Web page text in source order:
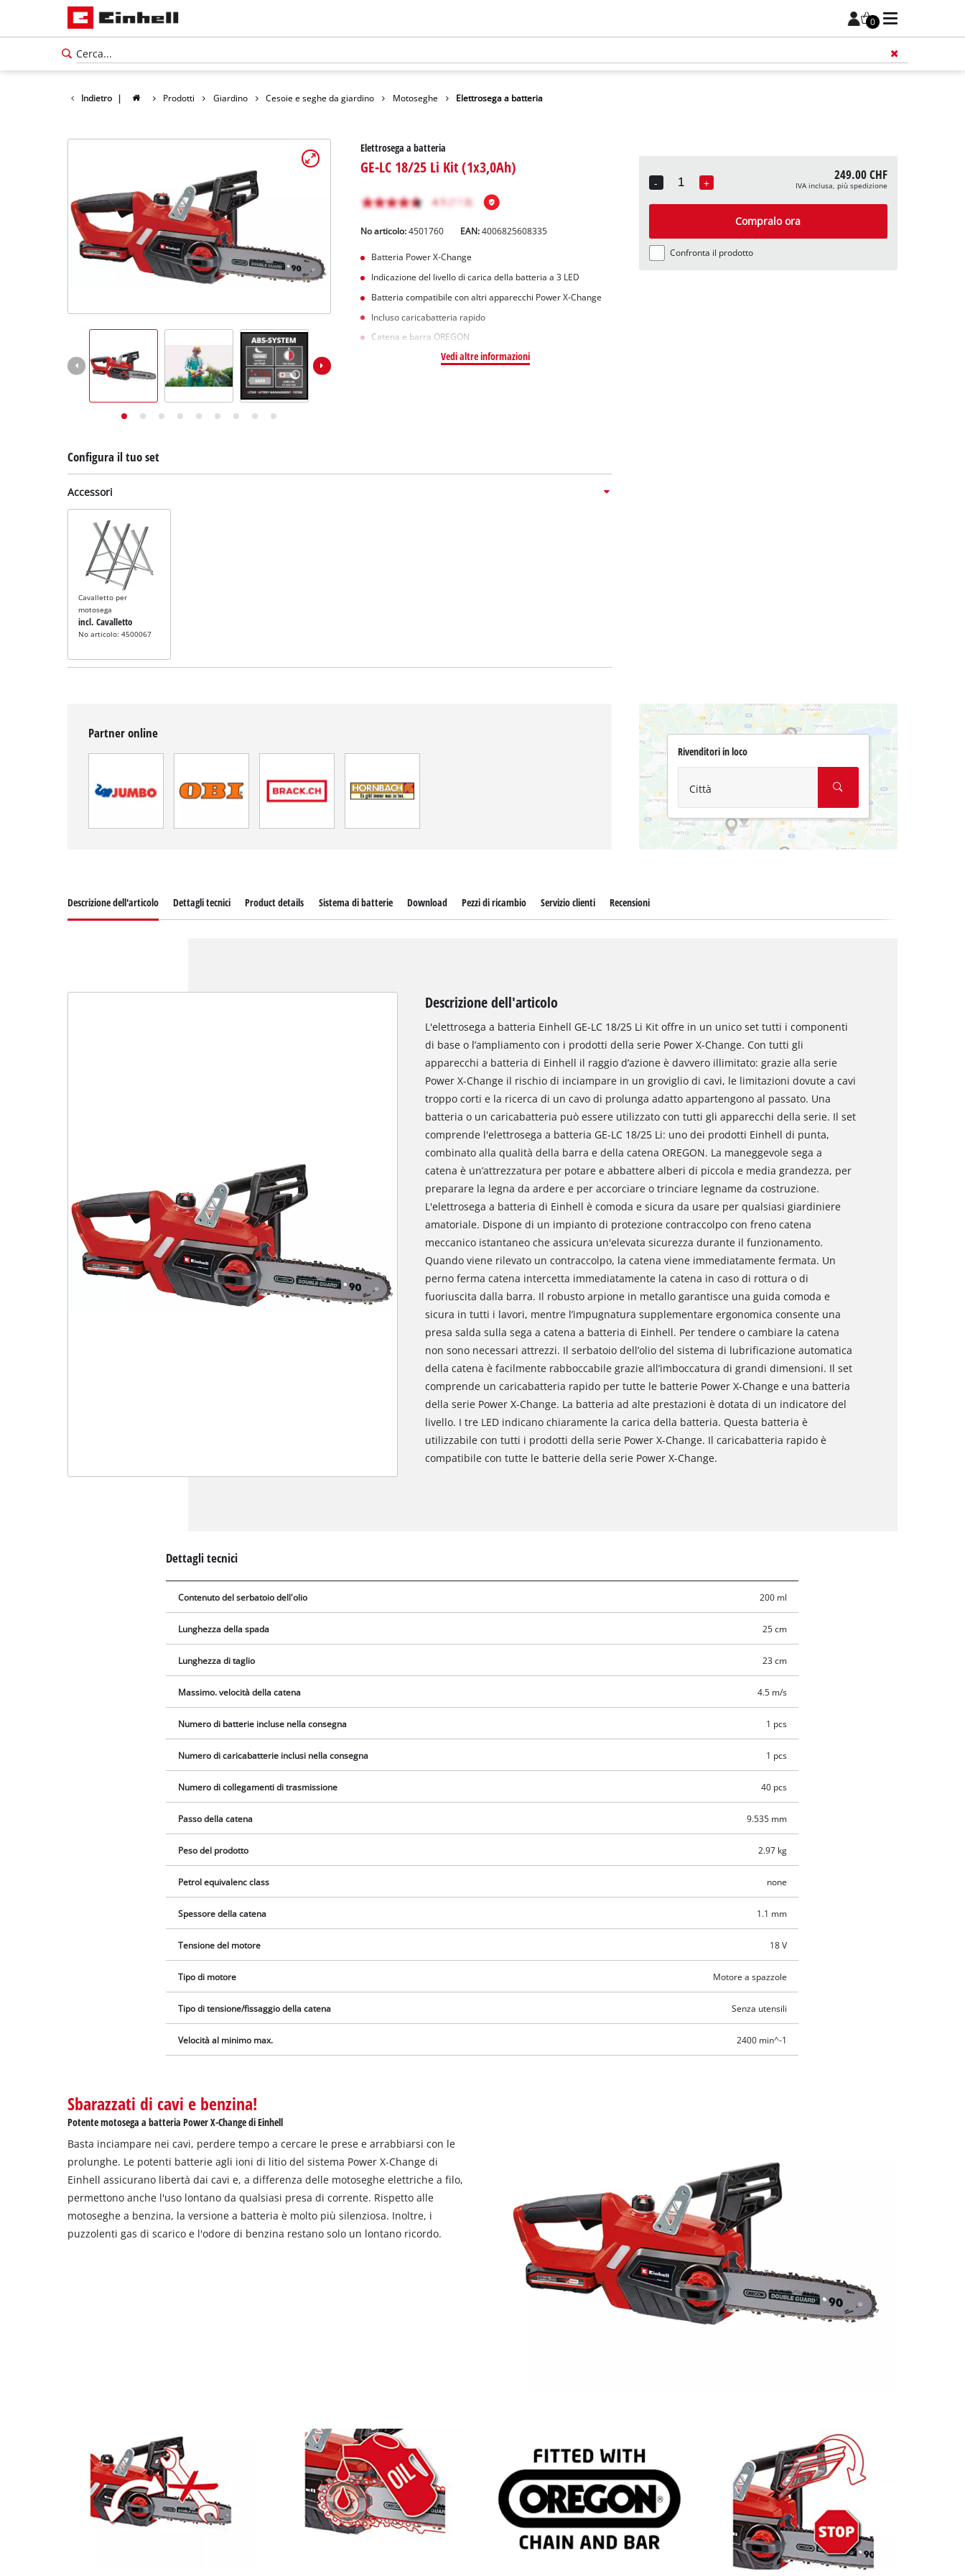
0
Indietro | Prodotti Giardino Cesoie e seghe da giardino Motoseghe Elettrosega a batteria
Elettrosega a batteria
GE-LC 18/25 Li Kit (1x3,0Ah)
No articolo:4501760 EAN:4006825608335
Batteria Power X-Change
Indicazione del livello di carica della batteria a 3 LED
Batteria compatibile con altri apparecchi Power X-Change
Incluso caricabatteria rapido
Catena e barra OREGON
Vedi altre informazioni
Configura il tuo set
Accessori
Cavalletto per
motosega
incl. Cavalletto
No articolo: 4500067
-
Quantity
+ 249.00 CHF
IVA inclusa, più spedizione
Compralo ora
Confronta il prodotto
Partner online
Rivenditori in loco
Città
This content is not permitted to load due
visitor. The website owner needs to setup
to the list of technologies used.
Descrizione dell'articolo Dettagli tecnici Product details Sistema di batterie Download Pezzi di ricambio Servizio clienti Recensioni
Descrizione dell'articolo
L'elettrosega a batteria Einhell GE-LC 18/25 Li Kit offre in un unico set tutti i componenti
di base o l’ampliamento con i prodotti della serie Power X-Change. Con tutti gli
apparecchi a batteria di Einhell il raggio d’azione è davvero illimitato: grazie alla serie
Power X-Change il rischio di inciampare in un groviglio di cavi, le limitazioni dovute a cavi
troppo corti e la ricerca di un cavo di prolunga adatto appartengono al passato. Una
batteria o un caricabatteria può essere utilizzato con tutti gli apparecchi della serie. Il set
comprende l'elettrosega a batteria GE-LC 18/25 Li: uno dei prodotti Einhell di punta,
combinato alla qualità della barra e della catena OREGON. La maneggevole sega a
catena è un’attrezzatura per potare e abbattere alberi di piccola e media grandezza, per
preparare la legna da ardere e per accorciare o trinciare legname da costruzione.
L'elettrosega a batteria di Einhell è comoda e sicura da usare per qualsiasi giardiniere
amatoriale. Dispone di un impianto di protezione contraccolpo con freno catena
meccanico istantaneo che assicura un'elevata sicurezza durante il funzionamento.
Quando viene rilevato un contraccolpo, la catena viene immediatamente fermata. Un
perno ferma catena intercetta immediatamente la catena in caso di rottura o di
fuoriuscita dalla barra. Il robusto arpione in metallo garantisce una guida comoda e
sicura in tutti i lavori, mentre l’impugnatura supplementare ergonomica consente una
presa salda sulla sega a catena a batteria di Einhell. Per tendere o cambiare la catena
non sono necessari attrezzi. Il serbatoio dell’olio del sistema di lubrificazione automatica
della catena è facilmente rabboccabile grazie all’imboccatura di grandi dimensioni. Il set
comprende un caricabatteria rapido per tutte le batterie Power X-Change e una batteria
della serie Power X-Change. La batteria ad alte prestazioni è dotata di un indicatore del
livello. I tre LED indicano chiaramente la carica della batteria. Questa batteria è
utilizzabile con tutti i prodotti della serie Power X-Change. Il caricabatteria rapido è
compatibile con tutte le batterie della serie Power X-Change.
Dettagli tecnici
Contenuto del serbatoio dell'olio 200 ml
Lunghezza della spada 25 cm
Lunghezza di taglio 23 cm
Massimo. velocità della catena 4.5 m/s
Numero di batterie incluse nella consegna 1 pcs
Numero di caricabatterie inclusi nella consegna 1 pcs
Numero di collegamenti di trasmissione 40 pcs
Passo della catena 9.535 mm
Peso del prodotto 2.97 kg
Petrol equivalenc class none
Spessore della catena 1.1 mm
Tensione del motore 18 V
Tipo di motore Motore a spazzole
Tipo di tensione/fissaggio della catena Senza utensili
Velocità al minimo max. 2400 min^-1
Sbarazzati di cavi e benzina!
Potente motosega a batteria Power X-Change di Einhell
Basta inciampare nei cavi, perdere tempo a cercare le prese e arrabbiarsi con le
prolunghe. Le potenti batterie agli ioni di litio del sistema Power X-Change di
Einhell assicurano libertà dai cavi e, a differenza delle motoseghe elettriche a filo,
permettono anche l'uso lontano da qualsiasi presa di corrente. Rispetto alle
motoseghe a benzina, la versione a batteria è molto più silenziosa. Inoltre, i
puzzolenti gas di scarico e l'odore di benzina restano solo un lontano ricordo.